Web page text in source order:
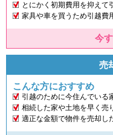
とにかく初期費用を抑えて
家具や車を買うため引越費
今
売
こんな方におすすめ
引越のために今住んでいる
相続した家や土地を早く売
適正な金額で物件を売却し